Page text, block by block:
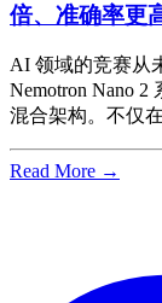
倍、准确率更
AI 领域的竞赛从
Nemotron Nano 2
混合架构。不仅
Read More →